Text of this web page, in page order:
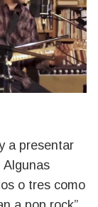
a presentar
Algunas
o tres como